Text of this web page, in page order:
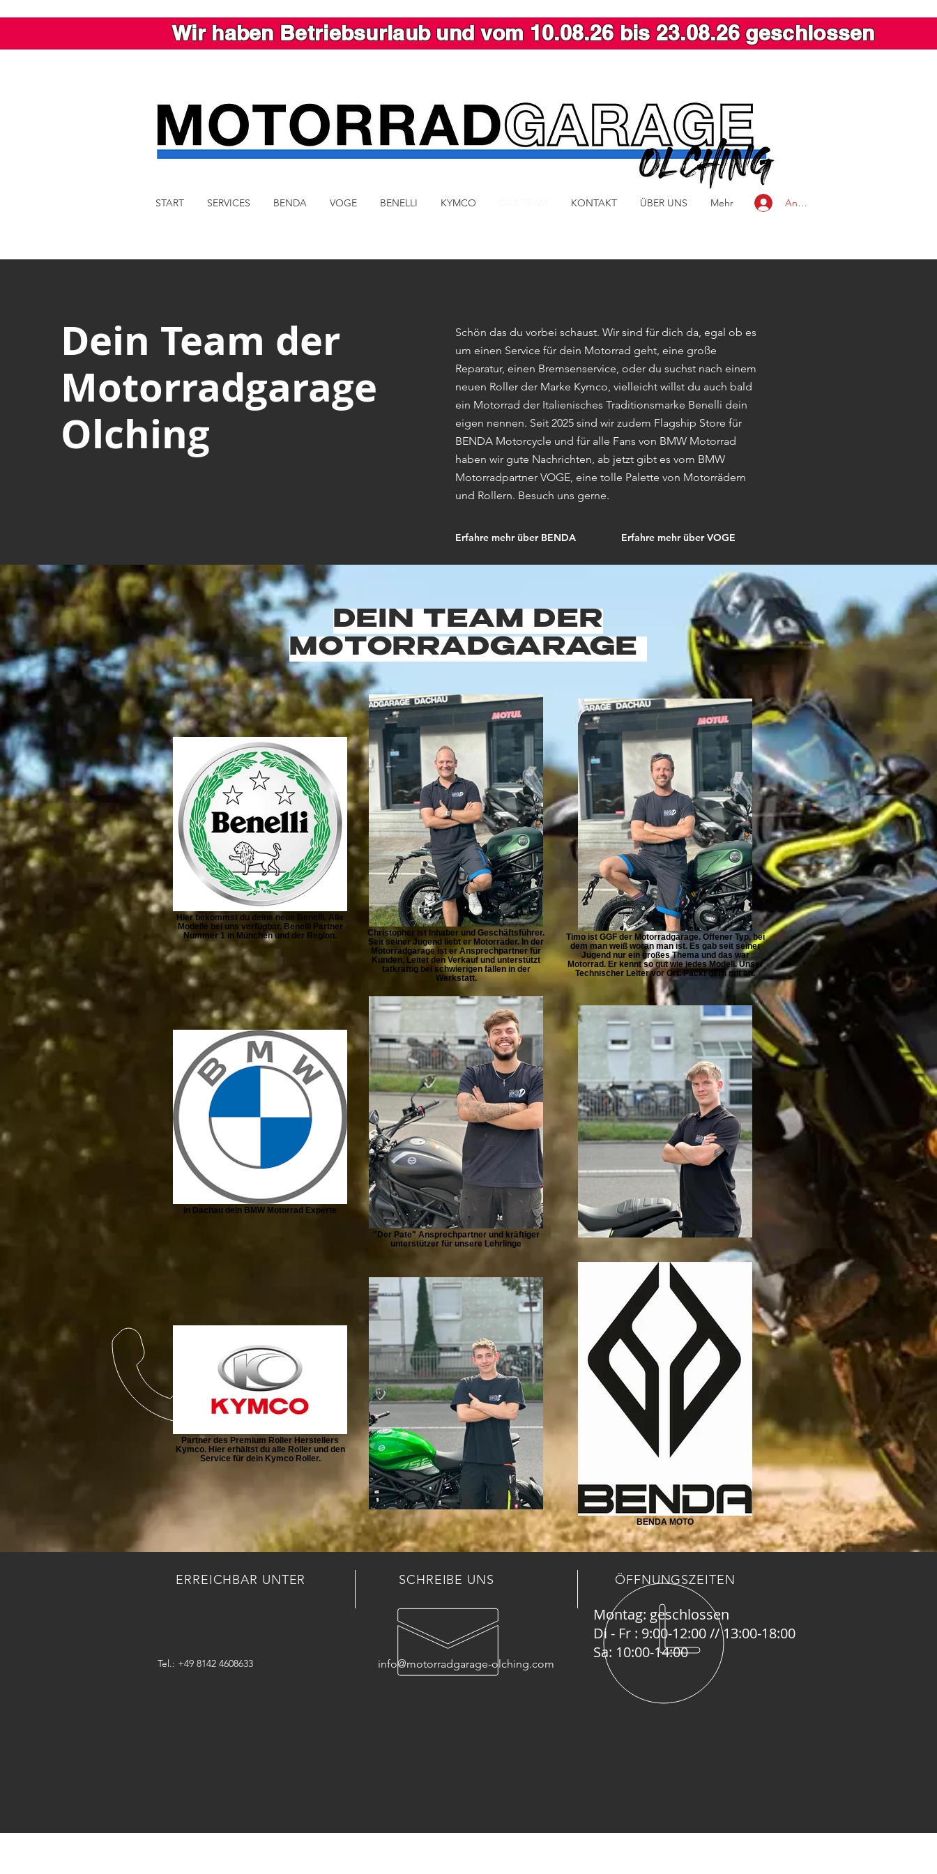
Wir haben Betriebsurlaub und vom 10.08.26 bis 23.08.26 geschlossen
START SERVICES BENDA VOGE BENELLI KYMCO KONTAKT ÜBER UNS Mehr Anmelden
Dein Team der
Motorradgarage
Olching
Schön das du vorbei schaust. Wir sind für dich da, egal ob es
um einen Service für dein Motorrad geht, eine große
Reparatur, einen Bremsenservice, oder du suchst nach einem
neuen Roller der Marke Kymco, vielleicht willst du auch bald
ein Motorrad der Italienisches Traditionsmarke Benelli dein
eigen nennen. Seit 2025 sind wir zudem Flagship Store für
BENDA Motorcycle und für alle Fans von BMW Motorrad
haben wir gute Nachrichten, ab jetzt gibt es vom BMW
Motorradpartner VOGE, eine tolle Palette von Motorrädern
und Rollern. Besuch uns gerne.
Erfahre mehr über BENDA Erfahre mehr über VOGE
DEIN TEAM DER
MOTORRADGARAGE
Hier bekommst du deine neue Benelli. Alle
Modelle bei uns verfügbar. Benelli Partner
Nummer 1 in München und der Region.
Christopher ist Inhaber und Geschäftsführer.
Seit seiner Jugend liebt er Motorräder. In der
Motorradgarage ist er Ansprechpartner für
Kunden, Leitet den Verkauf und unterstützt
tatkräftig bei schwierigen fällen in der
Werkstatt.
Timo ist GGF der Motorradgarage. Offener Typ, bei
dem man weiß woran man ist. Es gab seit seiner
Jugend nur ein großes Thema und das war
Motorrad. Er kennt so gut wie jedes Modell. Unser
Technischer Leiter vor Ort. Packt gern mit an.
In Dachau dein BMW Motorrad Experte
"Der Pate" Ansprechpartner und kräftiger
unterstützer für unsere Lehrlinge
Partner des Premium Roller Herstellers
Kymco. Hier erhältst du alle Roller und den
Service für dein Kymco Roller.
BENDA MOTO
ERREICHBAR UNTER
Tel.: +49 8142 4608633
SCHREIBE UNS
info@motorradgarage-olching.com
ÖFFNUNGSZEITEN
Montag: geschlossen
Di - Fr : 9:00-12:00 // 13:00-18:00
Sa: 10:00-14:00